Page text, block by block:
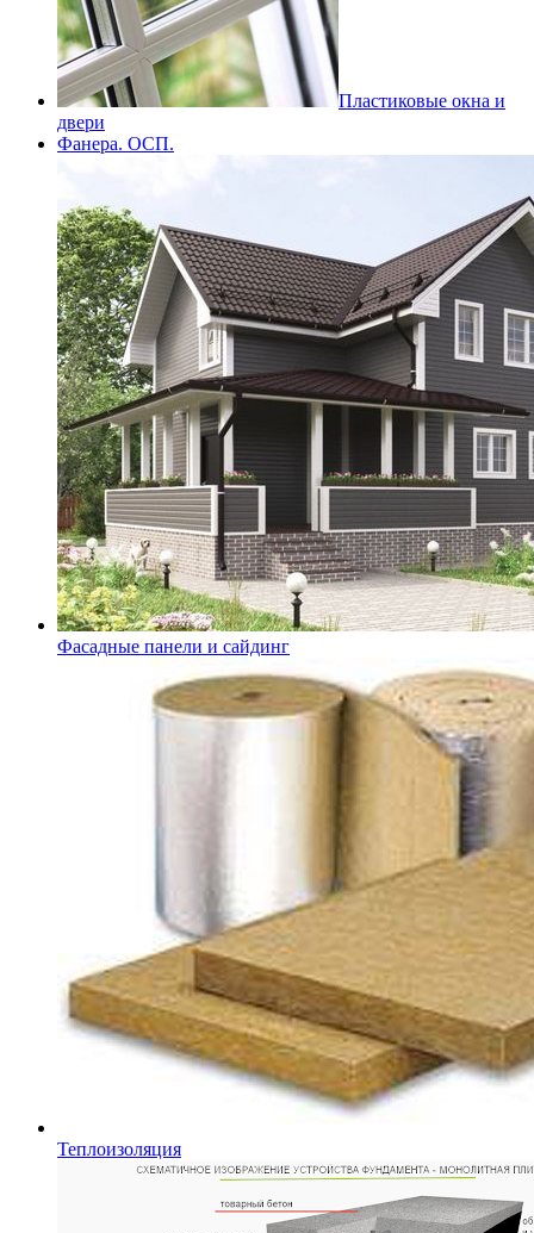
Пластиковые окна и
двери
Фанера. ОСП.
Фасадные панели и сайдинг
Теплоизоляция